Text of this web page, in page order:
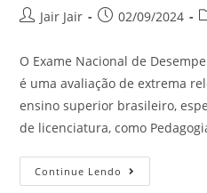
Jair Jair 02/09/2024
O Exame Nacional de
é uma avaliação de extrema
ensino superior brasileiro,
de licenciatura, como
Continue Lendo